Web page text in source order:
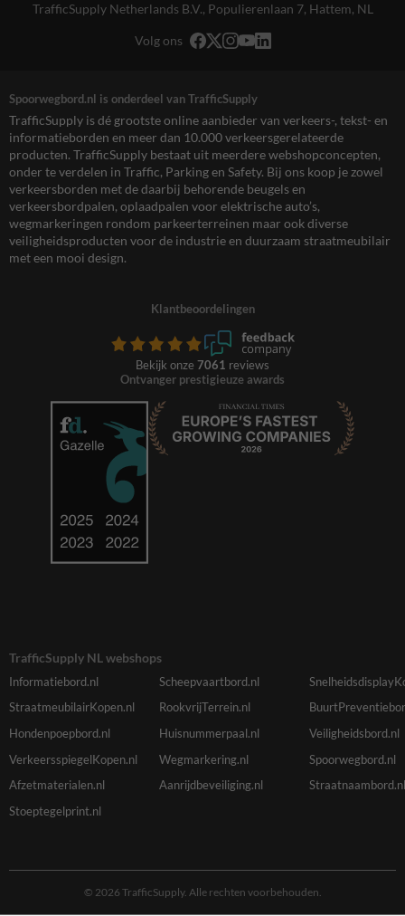
TrafficSupply Netherlands B.V., Populierenlaan 7, Hattem, NL
Volg ons
Spoorwegbord.nl is onderdeel van TrafficSupply
TrafficSupply is dé grootste online aanbieder van verkeers-, tekst- en
informatieborden en meer dan 10.000 verkeersgerelateerde
producten. TrafficSupply bestaat uit meerdere webshopconcepten,
onder te verdelen in Traffic, Parking en Safety. Bij ons koop je zowel
verkeersborden met de daarbij behorende beugels en
verkeersbordpalen, oplaadpalen voor elektrische auto’s,
wegmarkeringen rondom parkeerterreinen maar ook diverse
veiligheidsproducten voor de industrie en duurzaam straatmeubilair
met een mooi design.
Klantbeoordelingen
Bekijk onze 7061 reviews
Ontvanger prestigieuze awards
TrafficSupply NL webshops
Informatiebord.nl Scheepvaartbord.nl
StraatmeubilairKopen.nl
RookvrijTerrein.nl
Hondenpoepbord.nl
Huisnummerpaal.nl
Veiligheidsbord.nl
VerkeersspiegelKopen.nl
Wegmarkering.nl
Spoorwegbord.nl
Afzetmaterialen.nl
Aanrijdbeveiliging.nl
Straatnaambord.nl
Stoeptegelprint.nl
© 2026 TrafficSupply. Alle rechten voorbehouden.